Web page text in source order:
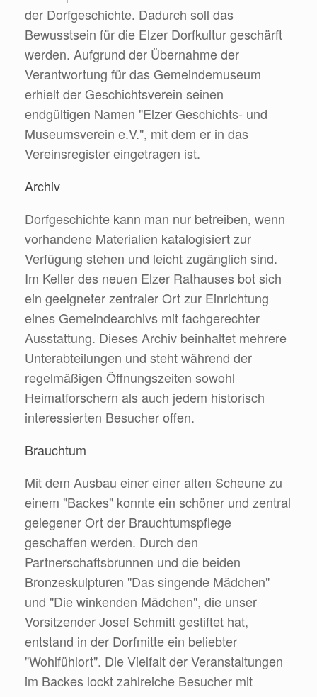
der Dorfgeschichte. Dadurch soll das
Bewusstsein für die Elzer Dorfkultur geschärft
werden. Aufgrund der Übernahme der
Verantwortung für das Gemeindemuseum
erhielt der Geschichtsverein seinen
endgültigen Namen "Elzer Geschichts- und
Museumsverein e.V.", mit dem er in das
Vereinsregister eingetragen ist.
Archiv
Dorfgeschichte kann man nur betreiben, wenn
vorhandene Materialien katalogisiert zur
Verfügung stehen und leicht zugänglich sind.
Im Keller des neuen Elzer Rathauses bot sich
ein geeigneter zentraler Ort zur Einrichtung
eines Gemeindearchivs mit fachgerechter
Ausstattung. Dieses Archiv beinhaltet mehrere
Unterabteilungen und steht während der
regelmäßigen Öffnungszeiten sowohl
Heimatforschern als auch jedem historisch
interessierten Besucher offen.
Brauchtum
Mit dem Ausbau einer einer alten Scheune zu
einem "Backes" konnte ein schöner und zentral
gelegener Ort der Brauchtumspflege
geschaffen werden. Durch den
Partnerschaftsbrunnen und die beiden
Bronzeskulpturen "Das singende Mädchen"
und "Die winkenden Mädchen", die unser
Vorsitzender Josef Schmitt gestiftet hat,
entstand in der Dorfmitte ein beliebter
"Wohlfühlort". Die Vielfalt der Veranstaltungen
im Backes lockt zahlreiche Besucher mit